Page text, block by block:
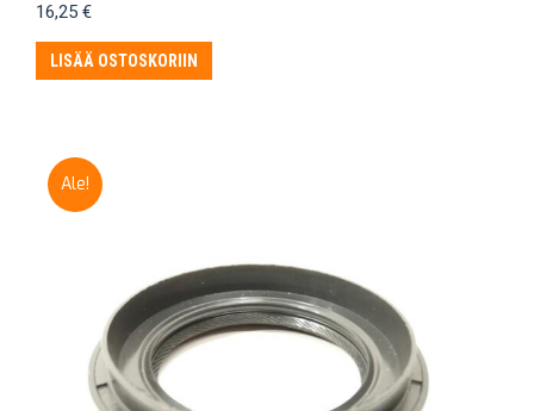
16,25 €
LISÄÄ OSTOSKORIIN
Ale!